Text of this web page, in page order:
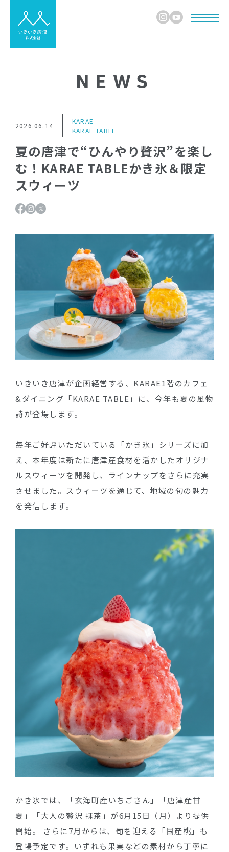
NEWS
2026.06.14
KARAE
KARAE TABLE
夏の唐津で“ひんやり贅沢”を楽し
む！KARAE TABLEかき氷＆限定
スウィーツ
いきいき唐津が企画経営する、KARAE1階のカフェ
&ダイニング「KARAE TABLE」に、今年も夏の風物
詩が登場します。
毎年ご好評いただいている「かき氷」シリーズに加
え、本年度は新たに唐津産食材を活かしたオリジナ
ルスウィーツを開発し、ラインナップをさらに充実
させました。スウィーツを通じて、地域の旬の魅力
を発信します。
かき氷では、「玄海町産いちごさん」「唐津産甘
夏」「大人の贅沢 抹茶」が6月15日（月）より提供
開始。 さらに7月からは、旬を迎える「国産桃」も
登場予定です。いずれも果実などの素材から丁寧に